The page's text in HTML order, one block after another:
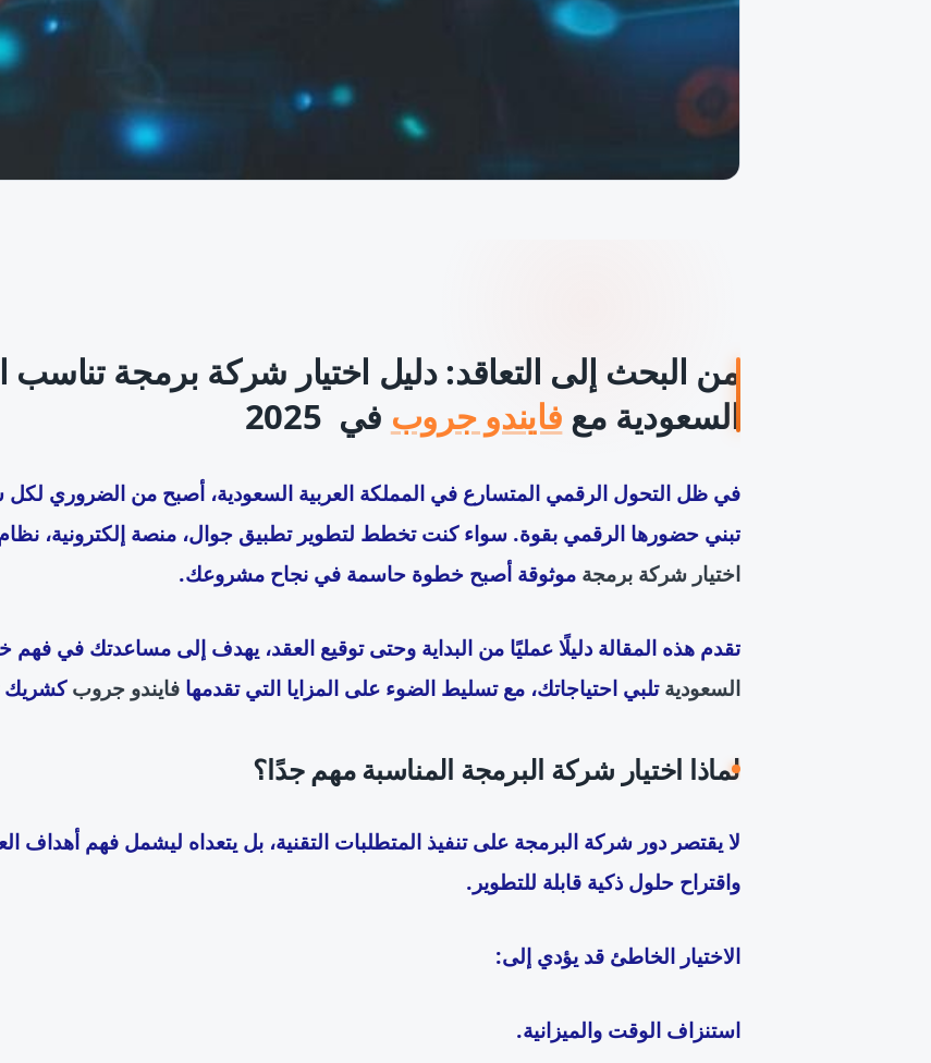
من البحث إلى التعاقد: دليل اختيار شركة برمجة
السعودية مع فايندو جروب في 2025
في ظل التحول الرقمي المتسارع في المملكة العربية السعودية، أصبح من الضروري
تبني حضورها الرقمي بقوة. سواء كنت تخطط لتطوير تطبيق جوال، منصة إلكترونية،
اختيار شركة برمجة موثوقة أصبح خطوة حاسمة في نجاح مشروعك.
تقدم هذه المقالة دليلًا عمليًا من البداية وحتى توقيع العقد، يهدف إلى مساعدتك في
السعوديةتلبي احتياجاتك، مع تسليط الضوء على المزايا التي تقدمهافايندو جروبكشريك
لماذا اختيار شركة البرمجة المناسبة مهم جدًا؟
لا يقتصر دور شركة البرمجة على تنفيذ المتطلبات التقنية، بل يتعداه ليشمل فهم أهداف
واقتراح حلول ذكية قابلة للتطوير.
الاختيار الخاطئ قد يؤدي إلى:
استنزاف الوقت والميزانية.